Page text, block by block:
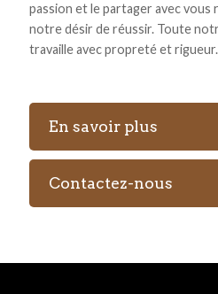
passion et le partager avec
notre désir de réussir. Toute
travaille avec propreté et rigueur.
En savoir plus
Contactez-nous